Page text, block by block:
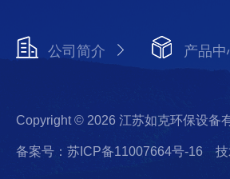
公司简介 产品中
Copyright © 2026 江苏如克环保设备
备案号：苏ICP备11007664号-16